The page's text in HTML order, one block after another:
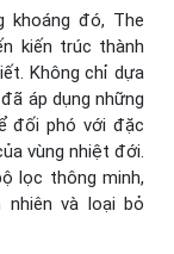
khoáng đó, The
kiến trúc thành
Không chỉ dựa
áp dụng những
đối phó với đặc
vùng nhiệt đới.
lọc thông minh,
và loại bỏ